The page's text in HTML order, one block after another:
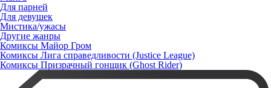
Для парней
Для девушек
Мистика/ужасы
Другие жанры
Комиксы Майор Гром
Комиксы Лига справедливости (Justice League)
Комиксы Призрачный гонщик (Ghost Rider)